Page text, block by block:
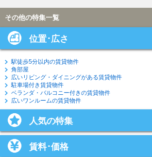
その他の特集一覧
位置･広さ
駅徒歩5分以内の賃貸物件
角部屋
広いリビング・ダイニングがある賃貸物件
駐車場付き賃貸物件
ベランダ・バルコニー付きの賃貸物件
広いワンルームの賃貸物件
人気の特集
賃料･価格